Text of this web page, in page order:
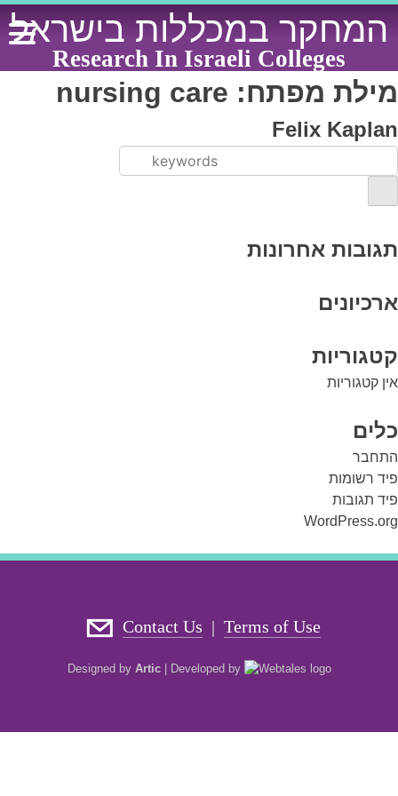
Skip
המחקר במכללות בישראל
Research In Israeli Colleges
מילת מפתח: nursing care
Felix Kaplan
תגובות אחרונות
ארכיונים
קטגוריות
אין קטגוריות
כלים
התחבר
פיד רשומות
פיד תגובות
WordPress.org
Terms of Use
|
Contact Us
Designed by Artic Developed by